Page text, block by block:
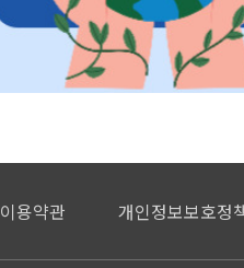
이용약관 개인정보보호정